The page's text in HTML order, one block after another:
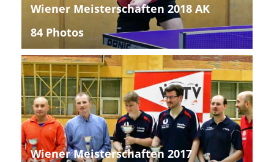
Wiener Meisterschaften 2018 AK
84 Photos
Wiener Meisterschaften 2017